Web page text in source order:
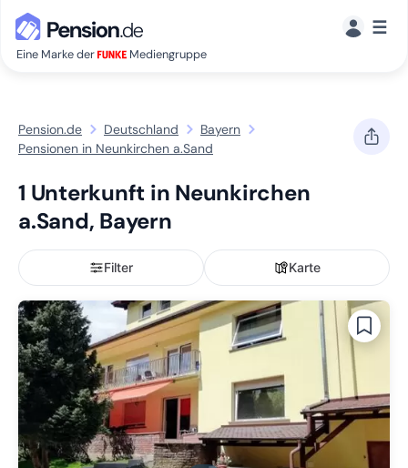
Eine Marke der Mediengruppe
☰
Pension.de Deutschland
Bayern
Pensionen in Neunkirchen a.Sand
1 Unterkunft in Neunkirchen
a.Sand, Bayern
Filter Karte